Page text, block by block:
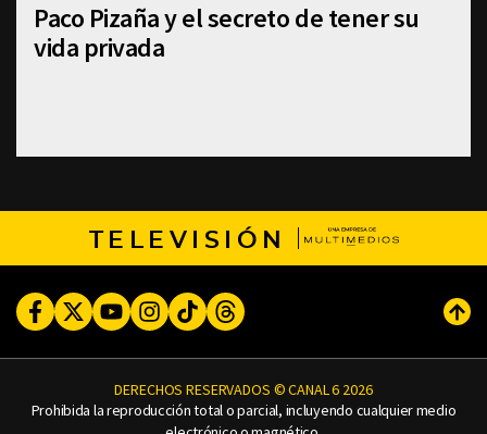
Paco Pizaña y el secreto de tener su
vida privada
TELEVISIÓN
FacebookTwitterYoutubeInstagram
TikTokThreads
DERECHOS RESERVADOS © CANAL 6 2026
Prohibida la reproducción total o parcial, incluyendo cualquier medio